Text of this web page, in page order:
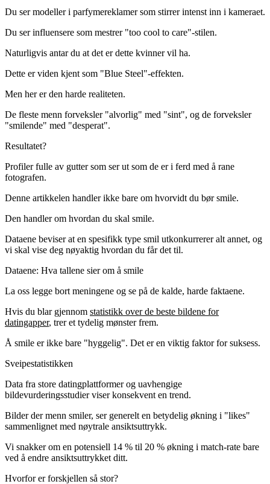
Du ser modeller i parfymereklamer som stirrer intenst inn i kameraet.
Du ser influensere som mestrer "too cool to care"-stilen.
Naturligvis antar du at det er dette kvinner vil ha.
Dette er viden kjent som "Blue Steel"-effekten.
Men her er den harde realiteten.
De fleste menn forveksler "alvorlig" med "sint", og de forveksler
"smilende" med "desperat".
Resultatet?
Profiler fulle av gutter som ser ut som de er i ferd med å rane
fotografen.
Denne artikkelen handler ikke bare om hvorvidt du bør smile.
Den handler om hvordan du skal smile.
Dataene beviser at en spesifikk type smil utkonkurrerer alt annet, og
vi skal vise deg nøyaktig hvordan du får det til.
Dataene: Hva tallene sier om å smile
La oss legge bort meningene og se på de kalde, harde faktaene.
Hvis du blar gjennom statistikk over de beste bildene for
datingapper, trer et tydelig mønster frem.
Å smile er ikke bare "hyggelig". Det er en viktig faktor for suksess.
Sveipestatistikken
Data fra store datingplattformer og uavhengige
bildevurderingsstudier viser konsekvent en trend.
Bilder der menn smiler, ser generelt en betydelig økning i "likes"
sammenlignet med nøytrale ansiktsuttrykk.
Vi snakker om en potensiell 14 % til 20 % økning i match-rate bare
ved å endre ansiktsuttrykket ditt.
Hvorfor er forskjellen så stor?